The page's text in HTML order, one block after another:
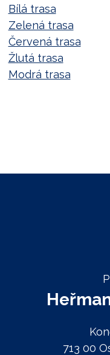
Bílá trasa
Zelená trasa
Červená trasa
Žlutá trasa
Modrá trasa
713 00